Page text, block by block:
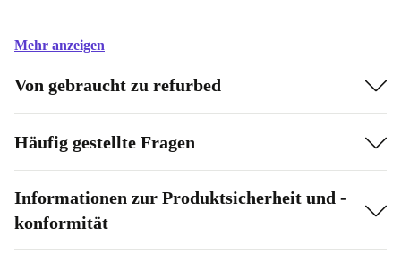
Mehr anzeigen
Von gebraucht zu refurbed
Häufig gestellte Fragen
Informationen zur Produktsicherheit und -
konformität